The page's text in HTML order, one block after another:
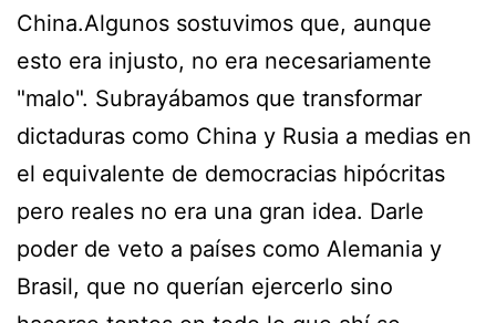
China.Algunos sostuvimos que, aunque
esto era injusto, no era necesariamente
"malo". Subrayábamos que transformar
dictaduras como China y Rusia a medias en
el equivalente de democracias hipócritas
pero reales no era una gran idea. Darle
poder de veto a países como Alemania y
Brasil, que no querían ejercerlo sino